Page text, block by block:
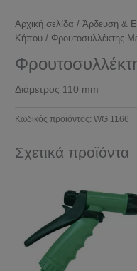
Αρχική σελίδα /Άρδευση &
Κήπου / Φρουτοσυλλέκτης
Διάμετρος 110 mm
Κωδικός προϊόντος:WG.1166
Σχετικά προϊόντα